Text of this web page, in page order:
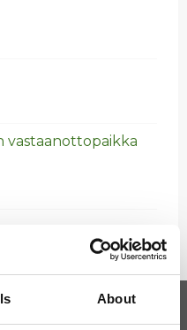
About
vas­taan­ot­to­paik­ka